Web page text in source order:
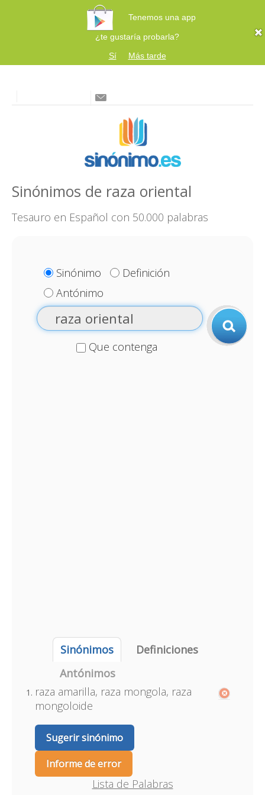
Tenemos una app
¿te gustaría probarla?
Sí
Más tarde
Sinónimos de raza oriental
Tesauro en Español con 50.000 palabras
Sinónimo
Definición
Antónimo
Que contenga
Sinónimos
Definiciones
Antónimos
raza amarilla, raza mongola, raza
mongoloide
Sugerir sinónimo
Informe de error
Lista de Palabras